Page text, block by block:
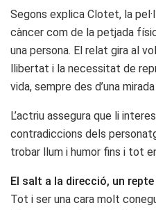
Segons explica Clotet, la
càncer com de la petjada
una persona. El relat gira al
llibertat i la necessitat de
vida, sempre des d’una
L’actriu assegura que li
contradiccions dels
trobar llum i humor fins i tot
El salt a la direcció, un repte
Tot i ser una cara molt